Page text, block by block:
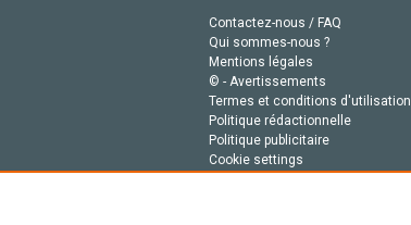
Contactez-nous / FAQ
Qui sommes-nous ?
Mentions légales
© - Avertissements
Termes et conditions d'utilisation
Politique rédactionnelle
Politique publicitaire
Cookie settings